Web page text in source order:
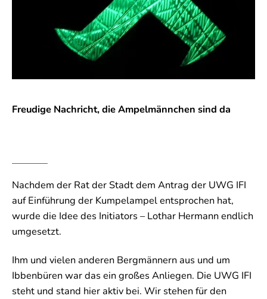
Freudige Nachricht, die Ampelmännchen sind da
Nachdem der Rat der Stadt dem Antrag der UWG IFI
auf Einführung der Kumpelampel entsprochen hat,
wurde die Idee des Initiators – Lothar Hermann endlich
umgesetzt.
Ihm und vielen anderen Bergmännern aus und um
Ibbenbüren war das ein großes Anliegen. Die UWG IFI
steht und stand hier aktiv bei. Wir stehen für den